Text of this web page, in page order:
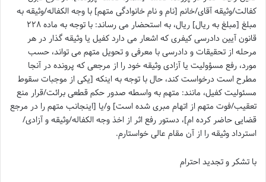
کفالت/وثیقه آقای/خانم [نام و نام خانوادگی متهم] با وجه الکفاله/وثیقه به
مبلغ [مبلغ به ریال] ریال، به استحضار می رساند: با توجه به ماده ۲۲۸
قانون آیین دادرسی کیفری که اشعار می دارد کفیل یا وثیقه گذار در هر
مرحله از تحقیقات و دادرسی با معرفی و تحویل متهم می تواند، حسب
مورد، رفع مسؤولیت یا آزادی وثیقه خود را از مرجعی که پرونده در آنجا
مطرح است درخواست کند، حال با توجه به اینکه [یکی از موجبات سقوط
مسئولیت کفیل، مانند: متهم به واسطه صدور حکم قطعی برائت/قرار منع
تعقیب/فوت متهم از اتهام مبری شده است] و/یا [اینجانب متهم را در مرجع
قضایی حاضر کرده ام]، دستور رفع اثر از اخذ وجه الکفاله/وثیقه و آزادی/
استرداد وثیقه را از آن مقام عالی خواستارم.
با تشکر و تجدید احترام